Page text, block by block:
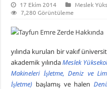
17 Ekim 2014 Meslek
7,280 Görüntüleme
yılında kurulan bir vakıf
akademik yılındaMeslek
Makineleri İşletme, Deniz ve
İşletme) başlamış ve halen